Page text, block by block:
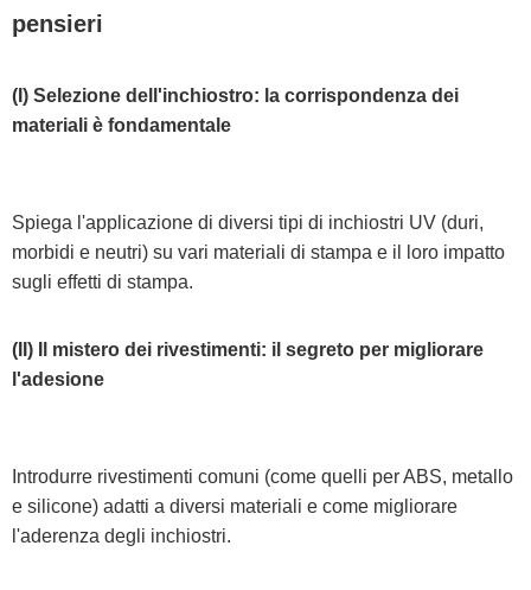
pensieri
(I) Selezione dell'inchiostro: la corrispondenza dei
materiali è fondamentale
Spiega l'applicazione di diversi tipi di inchiostri UV (duri,
morbidi e neutri) su vari materiali di stampa e il loro impatto
sugli effetti di stampa.
(II) Il mistero dei rivestimenti: il segreto per migliorare
l'adesione
Introdurre rivestimenti comuni (come quelli per ABS, metallo
e silicone) adatti a diversi materiali e come migliorare
l'aderenza degli inchiostri.